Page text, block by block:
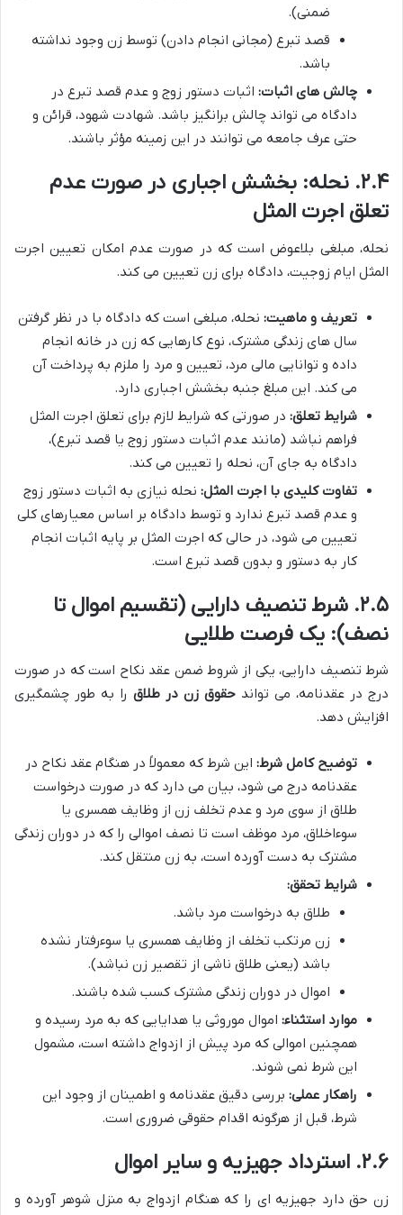
ضمنی).
قصد تبرع (مجانی انجام دادن) توسط زن وجود نداشته
باشد.
چالش های اثبات: اثبات دستور زوج و عدم قصد تبرع در
دادگاه می تواند چالش برانگیز باشد. شهادت شهود، قرائن و
حتی عرف جامعه می توانند در این زمینه مؤثر باشند.
۲.۴. نحله: بخشش اجباری در صورت عدم
تعلق اجرت المثل
نحله، مبلغی بلاعوض است که در صورت عدم امکان تعیین اجرت
المثل ایام زوجیت، دادگاه برای زن تعیین می کند.
تعریف و ماهیت: نحله، مبلغی است که دادگاه با در نظر گرفتن
سال های زندگی مشترک، نوع کارهایی که زن در خانه انجام
داده و توانایی مالی مرد، تعیین و مرد را ملزم به پرداخت آن
می کند. این مبلغ جنبه بخشش اجباری دارد.
شرایط تعلق: در صورتی که شرایط لازم برای تعلق اجرت المثل
فراهم نباشد (مانند عدم اثبات دستور زوج یا قصد تبرع)،
دادگاه به جای آن، نحله را تعیین می کند.
تفاوت کلیدی با اجرت المثل: نحله نیازی به اثبات دستور زوج
و عدم قصد تبرع ندارد و توسط دادگاه بر اساس معیارهای کلی
تعیین می شود، در حالی که اجرت المثل بر پایه اثبات انجام
کار به دستور و بدون قصد تبرع است.
۲.۵. شرط تنصیف دارایی (تقسیم اموال تا
نصف): یک فرصت طلایی
شرط تنصیف دارایی، یکی از شروط ضمن عقد نکاح است که در صورت
درج در عقدنامه، می تواند حقوق زن در طلاق را به طور چشمگیری
افزایش دهد.
توضیح کامل شرط: این شرط که معمولاً در هنگام عقد نکاح در
عقدنامه درج می شود، بیان می دارد که در صورت درخواست
طلاق از سوی مرد و عدم تخلف زن از وظایف همسری یا
سوءاخلاق، مرد موظف است تا نصف اموالی را که در دوران زندگی
مشترک به دست آورده است، به زن منتقل کند.
شرایط تحقق:
طلاق به درخواست مرد باشد.
زن مرتکب تخلف از وظایف همسری یا سوءرفتار نشده
باشد (یعنی طلاق ناشی از تقصیر زن نباشد).
اموال در دوران زندگی مشترک کسب شده باشند.
موارد استثناء: اموال موروثی یا هدایایی که به مرد رسیده و
همچنین اموالی که مرد پیش از ازدواج داشته است، مشمول
این شرط نمی شوند.
راهکار عملی: بررسی دقیق عقدنامه و اطمینان از وجود این
شرط، قبل از هرگونه اقدام حقوقی ضروری است.
۲.۶. استرداد جهیزیه و سایر اموال
زن حق دارد جهیزیه ای را که هنگام ازدواج به منزل شوهر آورده و